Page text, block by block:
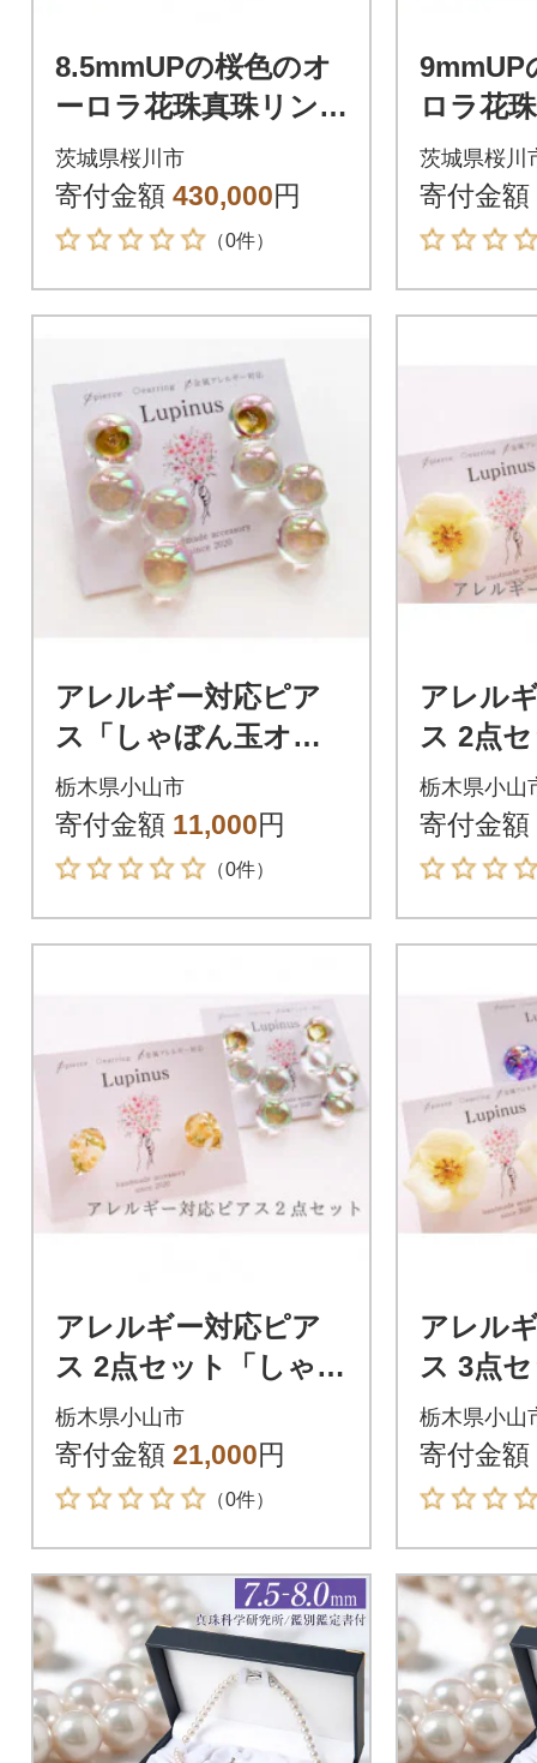
8.5mmUPの桜色のオ
ーロラ花珠真珠リン
グ(リングサイズ#9)
茨城県桜川市
寄付金額 430,000円
（0件）
9mmUP
ロラ花
(リング
茨城県桜川
寄付金額
アレルギー対応ピア
ス「しゃぼん玉オー
ロラピアス」約4.2cm
栃木県小山市
寄付金額 11,000円
（0件）
アレル
ス 2点
ホワイ
ゃぼん
アス」
栃木県小山
寄付金額
アレルギー対応ピア
ス 2点セット「しゃぼ
ん玉オーロラピア
ス・かすみ草の鉱石
風ピアス」
栃木県小山市
寄付金額 21,000円
（0件）
アレル
ス 3点
ホワイ
玉オー
ガラス」
栃木県小山
寄付金額